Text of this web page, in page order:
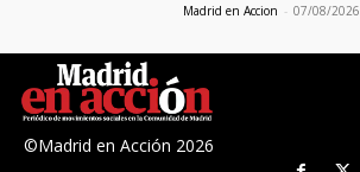
Madrid en Accion - 07/08/2026
©Madrid en Acción 2026